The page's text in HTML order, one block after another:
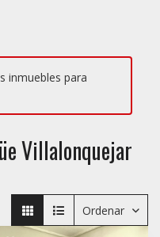
inmuebles para
Villalonquejar
Ordenar